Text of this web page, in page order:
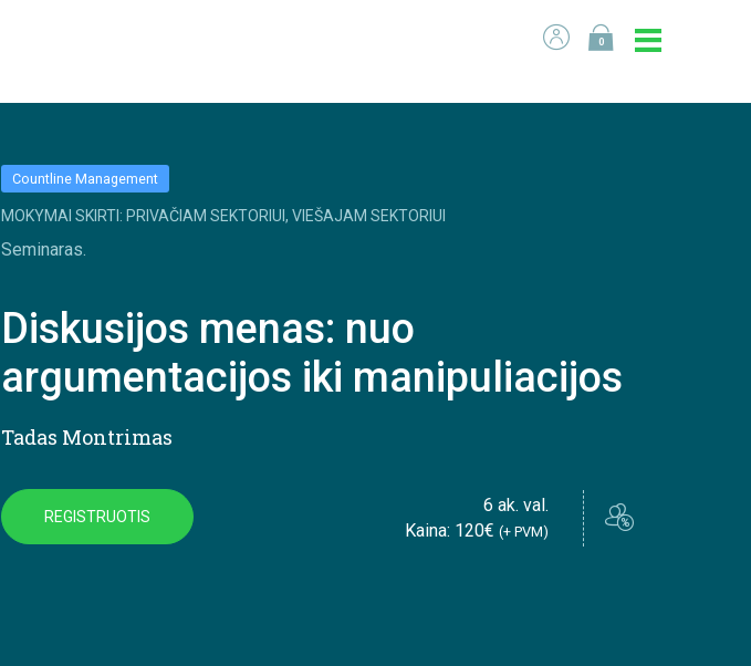
0
Countline Management
MOKYMAI SKIRTI: PRIVAČIAM SEKTORIUI, VIEŠAJAM SEKTORIUI
Seminaras.
Diskusijos menas: nuo
argumentacijos iki manipuliacijos
Tadas Montrimas
REGISTRUOTIS
6 ak. val.
Kaina: 120€ (+ PVM)